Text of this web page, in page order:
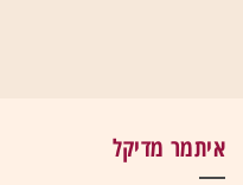
איתמר מדיקל